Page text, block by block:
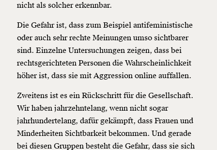
nicht als solcher erkennbar.
Die Gefahr ist, dass zum Beispiel antifeministische
oder auch sehr rechte Meinungen umso sichtbarer
sind. Einzelne Untersuchungen zeigen, dass bei
rechtsgerichteten Personen die Wahrscheinlichkeit
höher ist, dass sie mit Aggression online auffallen.
Zweitens ist es ein Rückschritt für die Gesellschaft.
Wir haben jahrzehntelang, wenn nicht sogar
jahrhundertelang, dafür gekämpft, dass Frauen und
Minderheiten Sichtbarkeit bekommen. Und gerade
bei diesen Gruppen besteht die Gefahr, dass sie sich